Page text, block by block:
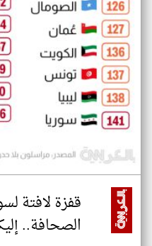
قفزة لافتة
الصحافة..